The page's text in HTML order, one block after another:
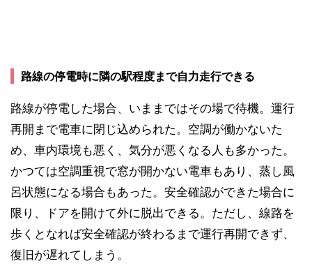
路線の停電時に隣の駅程度まで自力走行できる
路線が停電した場合、いままではその場で待機。運行
再開まで電車に閉じ込められた。空調が働かないた
め、車内環境も悪く、気分が悪くなる人も多かった。
かつては空調重視で窓が開かない電車もあり、蒸し風
呂状態になる場合もあった。安全確認ができた場合に
限り、ドアを開けて外に脱出できる。ただし、線路を
歩くとなれば安全確認が終わるまで運行再開できず、
復旧が遅れてしまう。